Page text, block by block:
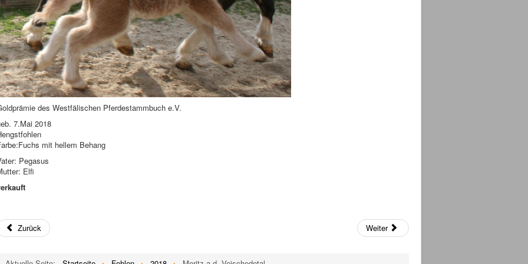
des Westfälischen Pferdestammbuch e.V.
7.Mai 2018
mit hellem Behang
Pegasus
Elfi
Zurück Weiter